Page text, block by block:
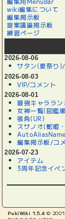
wiki編集について
編集掲示板
提案議論掲示板
練習ページ
2026-08-06
サタン(夏祭り
2026-08-03
VIP/コメント
2026-08-01
最強キャララ
女神一覧(図鑑
張角(UR)
スサノオ(蛇姫
AutoAliasName
編集掲示板/コ
2026-07-23
アイテム
3周年記念イベ
PukiWiki 1.5.4©